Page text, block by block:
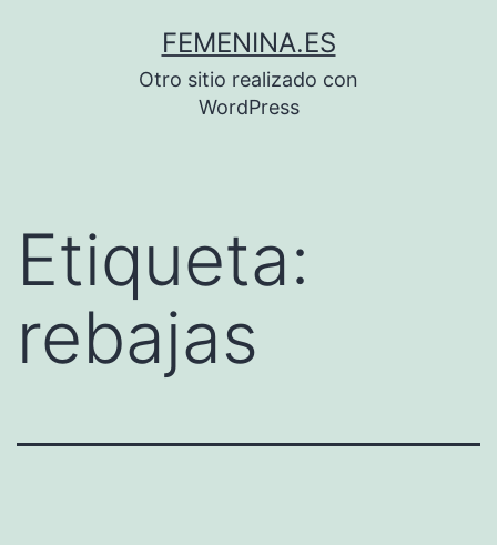
FEMENINA.ES
Otro sitio realizado con
WordPress
Etiqueta:
rebajas